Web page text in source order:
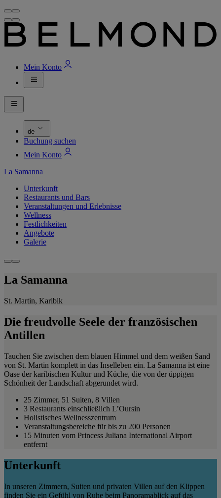
Mein Konto
de
Buchung suchen
Mein Konto
La Samanna
Unterkunft
Restaurants und Bars
Veranstaltungen und Erlebnisse
Wellness
Festlichkeiten
Angebote
Galerie
La Samanna
St. Martin, Karibik
Die freudvolle Seele der französischen
Antillen
Tauchen Sie zwischen dem blauen Himmel und dem weißen Sand
von St. Martin komplett in das Inselleben ein. La Samanna ist eine
Oase der karibischen Kultur und Küche, die von der üppigen
Schönheit der Landschaft abgerundet wird.
25 Zimmer, 51 Suiten, 8 Villen
3 Restaurants einschließlich L’Oursin
Holistisches Wellnesszentrum
Veranstaltungsbereiche für bis zu 200 Personen
15 Minuten vom Princess Juliana International Airport
entfernt
Unterkunft
In unseren Zimmern, Suiten und privaten Villen auf den Klippen
finden Sie ein Gefühl von Ruhe beim Panoramablick auf das